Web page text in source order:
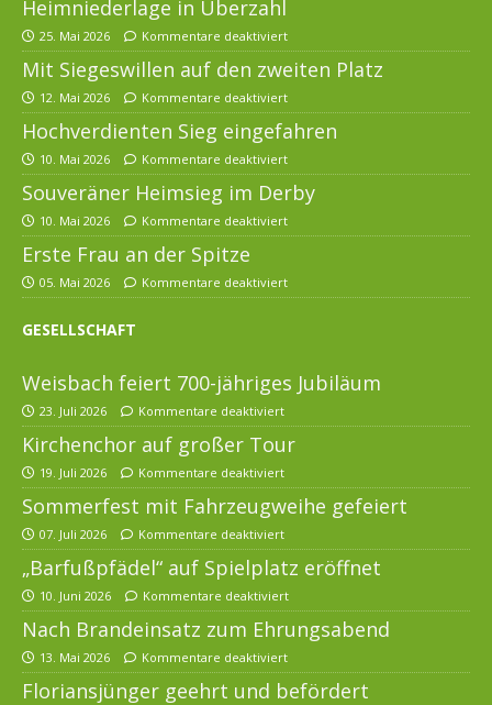
Heimniederlage in Überzahl
25. Mai 2026 Kommentare deaktiviert
Mit Siegeswillen auf den zweiten Platz
12. Mai 2026 Kommentare deaktiviert
Hochverdienten Sieg eingefahren
10. Mai 2026 Kommentare deaktiviert
Souveräner Heimsieg im Derby
10. Mai 2026 Kommentare deaktiviert
Erste Frau an der Spitze
05. Mai 2026 Kommentare deaktiviert
GESELLSCHAFT
Weisbach feiert 700-jähriges Jubiläum
23. Juli 2026 Kommentare deaktiviert
Kirchenchor auf großer Tour
19. Juli 2026 Kommentare deaktiviert
Sommerfest mit Fahrzeugweihe gefeiert
07. Juli 2026 Kommentare deaktiviert
„Barfußpfädel“ auf Spielplatz eröffnet
10. Juni 2026 Kommentare deaktiviert
Nach Brandeinsatz zum Ehrungsabend
13. Mai 2026 Kommentare deaktiviert
Floriansjünger geehrt und befördert